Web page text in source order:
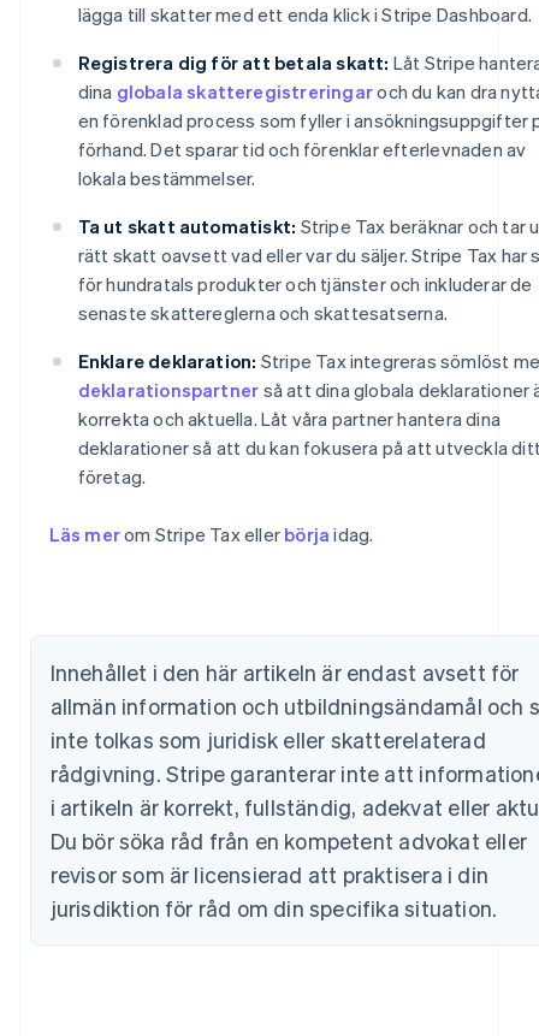
lägga till skatter med ett enda klick i Stripe Dashboard.
Registrera dig för att betala skatt: Låt Stripe
dina globala skatteregistreringaroch du kan dra
en förenklad process som fyller i ansökningsuppgifter
förhand. Det sparar tid och förenklar efterlevnaden av
lokala bestämmelser.
Ta ut skatt automatiskt: Stripe Tax beräknar och tar
rätt skatt oavsett vad eller var du säljer. Stripe Tax har
för hundratals produkter och tjänster och inkluderar de
senaste skattereglerna och skattesatserna.
Enklare deklaration: Stripe Tax integreras sömlöst
deklarationspartner så att dina globala deklarationer
korrekta och aktuella. Låt våra partner hantera dina
deklarationer så att du kan fokusera på att utveckla
företag.
Läs merom Stripe Tax eller börja idag.
Innehållet i den här artikeln är endast avsett för
allmän information och utbildningsändamål och
inte tolkas som juridisk eller skatterelaterad
rådgivning. Stripe garanterar inte att
i artikeln är korrekt, fullständig, adekvat eller
Du bör söka råd från en kompetent advokat eller
revisor som är licensierad att praktisera i din
jurisdiktion för råd om din specifika situation.
Belgien
English
English
Danmark
English
Estland
English
Fastlandskina
Finland
EnglishSvenska